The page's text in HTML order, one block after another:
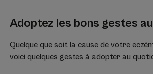
Adoptez les bons gestes
Quelque que soit la cause de votre
voici quelques gestes à adopter au